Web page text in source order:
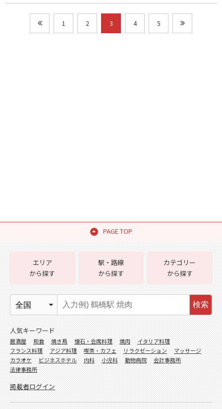
1 2 3 4 5
PAGE TOP
エリア
から探す
駅・路線
から探す
カテゴリー
から探す
検索
人気キーワード
居酒屋 和食 焼き鳥 懐石・会席料理 焼肉
イタリア料理
フランス料理
アジア料理 喫茶・カフェ リラクゼーション
マッサージ
カラオケ
ビジネスホテル 内科 小児科 動物病院
会計事務所
法律事務所
掲載者ログイン